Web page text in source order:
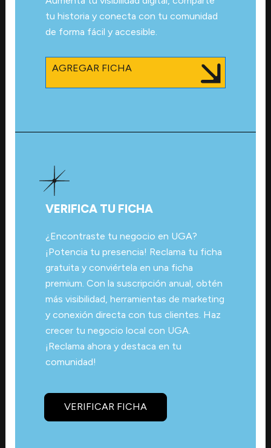
tu historia y conecta con tu comunidad
de forma fácil y accesible.
AGREGAR FICHA
VERIFICA TU FICHA
¿Encontraste tu negocio en UGA?
¡Potencia tu presencia! Reclama tu ficha
gratuita y conviértela en una ficha
premium. Con la suscripción anual, obtén
más visibilidad, herramientas de marketing
y conexión directa con tus clientes. Haz
crecer tu negocio local con UGA.
¡Reclama ahora y destaca en tu
comunidad!
VERIFICAR FICHA